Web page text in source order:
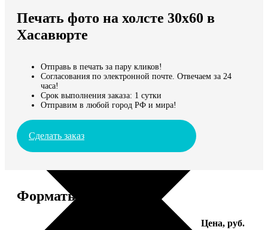
Мы доставляем по всему миру
Продолжить без города
Печать фото на холсте 30х60 в
Хасавюрте
Отправь в печать за пару кликов!
Согласования по электронной почте. Отвечаем за 24
часа!
Срок выполнения заказа: 1 сутки
Отправим в любой город РФ и мира!
Сделать заказ
Форматы и цены
Цена, руб.